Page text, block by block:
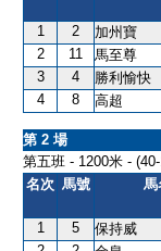
1 2 加州寶
2
11 馬至尊
3
4 勝利愉快
4
8 高超
第 2 場
第五班 - 1200米 -
名次 馬號 馬
1 5 保持威